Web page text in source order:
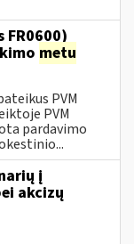
FR0600)
metu
PVM
PVM
pardavimo
į
akcizų